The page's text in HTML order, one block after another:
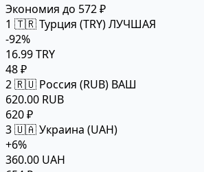
Экономия до 572 ₽
1 🇹🇷 Турция (TRY)ЛУЧШАЯ
-92%
16.99 TRY
48 ₽
2🇷🇺 Россия (RUB) ВАШ
620.00 RUB
620 ₽
3🇺🇦 Украина (UAH)
+6%
360.00 UAH